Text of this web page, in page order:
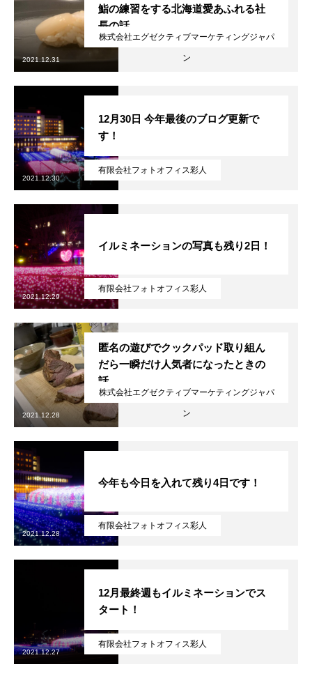
株式会社エグゼクティブマーケティングジャパ
ン
鮨の練習をする北海道愛あふれる社
長の話
2021.12.31
有限会社フォトオフィス彩人
12月30日 今年最後のブログ更新で
す！
2021.12.30
有限会社フォトオフィス彩人
イルミネーションの写真も残り2日！
2021.12.29
株式会社エグゼクティブマーケティングジャパ
ン
匿名の遊びでクックパッド取り組ん
だら一瞬だけ人気者になったときの
話
2021.12.28
有限会社フォトオフィス彩人
今年も今日を入れて残り4日です！
2021.12.28
有限会社フォトオフィス彩人
12月最終週もイルミネーションでス
タート！
2021.12.27